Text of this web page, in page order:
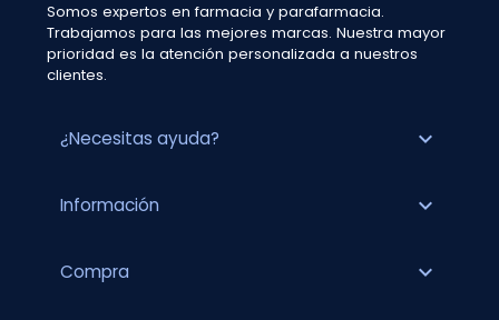
Somos expertos en farmacia y parafarmacia.
Trabajamos para las mejores marcas. Nuestra mayor
prioridad es la atención personalizada a nuestros
clientes.
¿Necesitas ayuda? expand_more
Información expand_more
Compra expand_more